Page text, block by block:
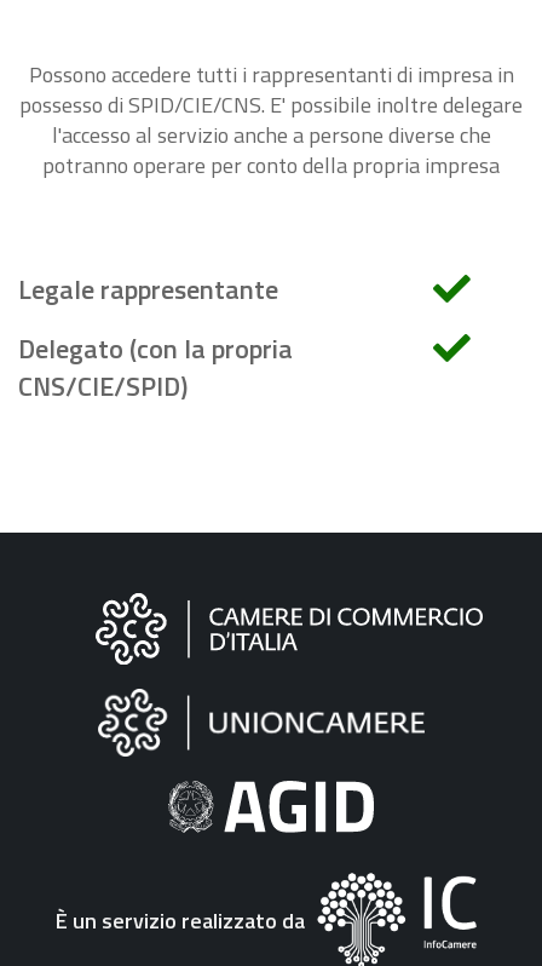
Possono accedere tutti i rappresentanti di impresa in
possesso di SPID/CIE/CNS. E' possibile inoltre delegare
l'accesso al servizio anche a persone diverse che
potranno operare per conto della propria impresa
Legale rappresentante
Delegato (con la propria
CNS/CIE/SPID)
Informazioni
"Fattura
Elettronica"
È un servizio realizzato da